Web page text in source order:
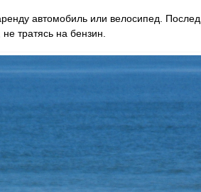
автомобиль или велосипед.
тратясь на бензин.